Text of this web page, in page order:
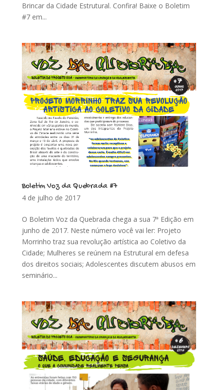
Brincar da Cidade Estrutural. Confira! Baixe o Boletim
#7 em...
Boletim Voz da Quebrada #7
4 de julho de 2017
O Boletim Voz da Quebrada chega a sua 7ª Edição em
junho de 2017. Neste número você vai ler: Projeto
Morrinho traz sua revolução artística ao Coletivo da
Cidade; Mulheres se reúnem na Estrutural em defesa
dos direitos sociais; Adolescentes discutem abusos em
seminário...